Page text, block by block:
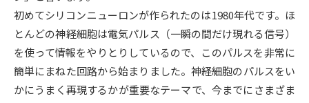
大学で学べる内容や特徴を調べる
新増設大学・学部・学科特集
国際・グローバルに強い大学特
初めてシリコンニューロンが作られたのは1980年代です。ほ
とんどの神経細胞は電気パルス（一瞬の間だけ現れる信号）
を使って情報をやりとりしているので、このパルスを非常に
簡単にまねた回路から始まりました。神経細胞のパルスをい
かにうまく再現するかが重要なテーマで、今までにさまざま